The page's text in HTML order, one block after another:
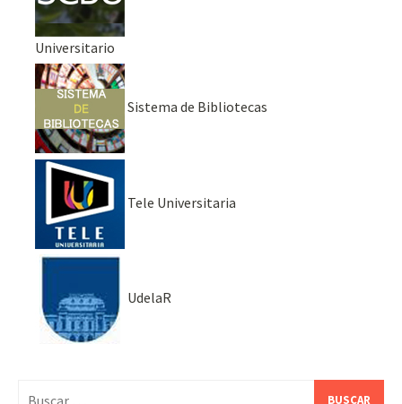
Universitario
Sistema de Bibliotecas
Tele Universitaria
UdelaR